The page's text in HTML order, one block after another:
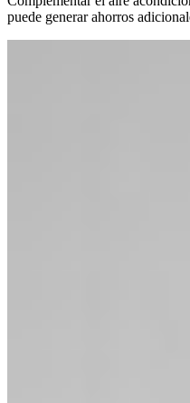
puede generar ahorros